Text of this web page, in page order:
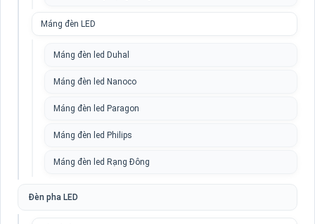
Máng đèn LED
Máng đèn led Duhal
Máng đèn led Nanoco
Máng đèn led Paragon
Máng đèn led Philips
Máng đèn led Rạng Đông
Đèn pha LED